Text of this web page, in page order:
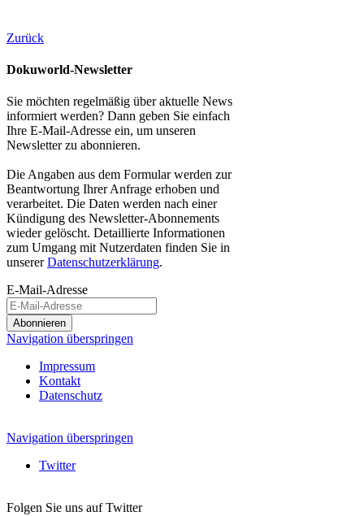
Zurück
Dokuworld-Newsletter
Sie möchten regelmäßig über aktuelle News
informiert werden? Dann geben Sie einfach
Ihre E-Mail-Adresse ein, um unseren
Newsletter zu abonnieren.
Die Angaben aus dem Formular werden zur
Beantwortung Ihrer Anfrage erhoben und
verarbeitet. Die Daten werden nach einer
Kündigung des Newsletter-Abonnements
wieder gelöscht. Detaillierte Informationen
zum Umgang mit Nutzerdaten finden Sie in
unsererDatenschutzerklärung.
E-Mail-Adresse
Abonnieren
Navigation überspringen
Impressum
Kontakt
Datenschutz
Navigation überspringen
Twitter
Folgen Sie uns auf Twitter